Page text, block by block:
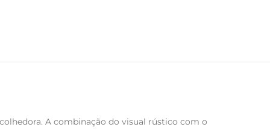
A combinação do visual rústico com o